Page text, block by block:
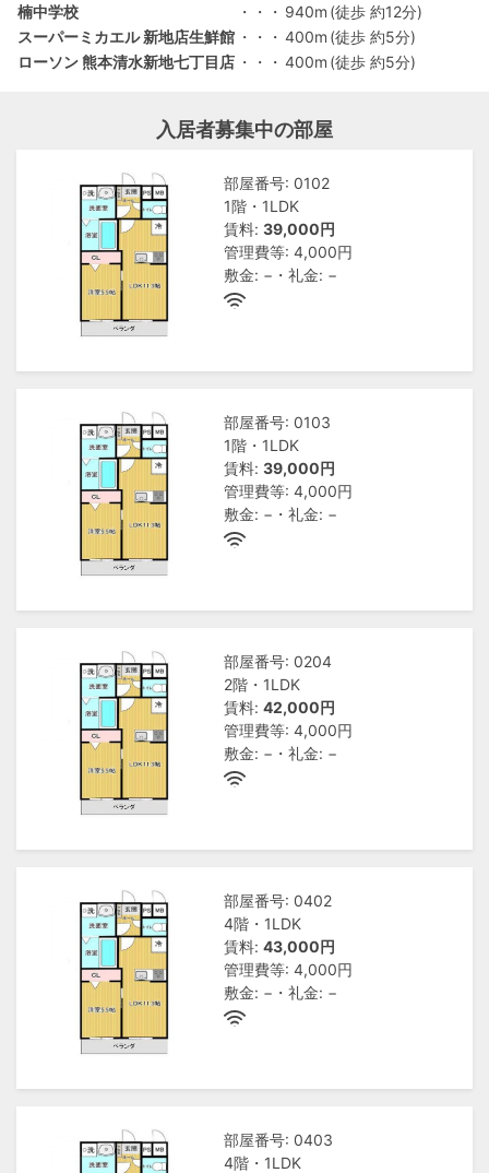
楠中学校
・・・ 940m (徒歩 約12分)
スーパーミカエル 新地店生鮮館 ・・・ 400m (徒歩 約5分)
ローソン 熊本清水新地七丁目店 ・・・ 400m (徒歩 約5分)
入居者募集中の部屋
部屋番号: 0102
1階・1LDK
賃料: 39,000円
管理費等: 4,000円
敷金: −・礼金: −
部屋番号: 0103
1階・1LDK
賃料: 39,000円
管理費等: 4,000円
敷金: −・礼金: −
部屋番号: 0204
2階・1LDK
賃料: 42,000円
管理費等: 4,000円
敷金: −・礼金: −
部屋番号: 0402
4階・1LDK
賃料: 43,000円
管理費等: 4,000円
敷金: −・礼金: −
部屋番号: 0403
4階・1LDK